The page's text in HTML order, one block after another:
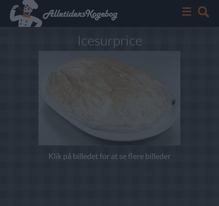
Icesurprice
Klik på billedet for at se flere billeder